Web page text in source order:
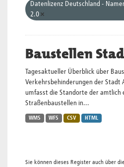
Datenlizenz Deutschland -
2.0
Baustellen
Tagesaktueller Überblick über
Verkehrsbehinderungen der Stadt
umfasst die Standorte der amtlich
Straßenbaustellen in...
WMS WFS CSV HTML
Sie können dieses Register auch über die